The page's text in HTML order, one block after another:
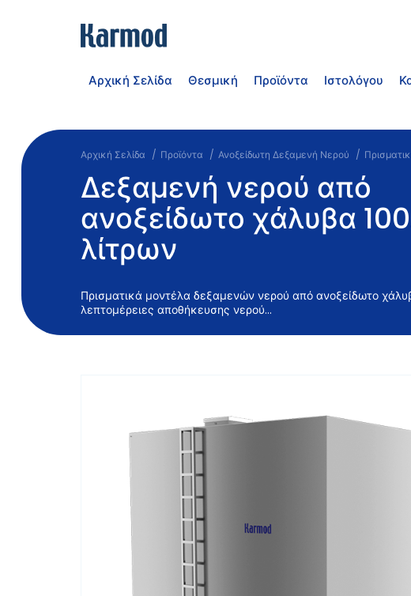
Αρχική Σελίδα Θεσμική Προϊόντα Ιστολόγου
Αρχική Σελίδα Προϊόντα Ανοξείδωτη Δεξαμενή Νερού
Δεξαμενή νερού από
ανοξείδωτο χάλυβα
λίτρων
Πρισματικά μοντέλα δεξαμενών νερού από ανοξείδωτο
λεπτομέρειες αποθήκευσης νερού...